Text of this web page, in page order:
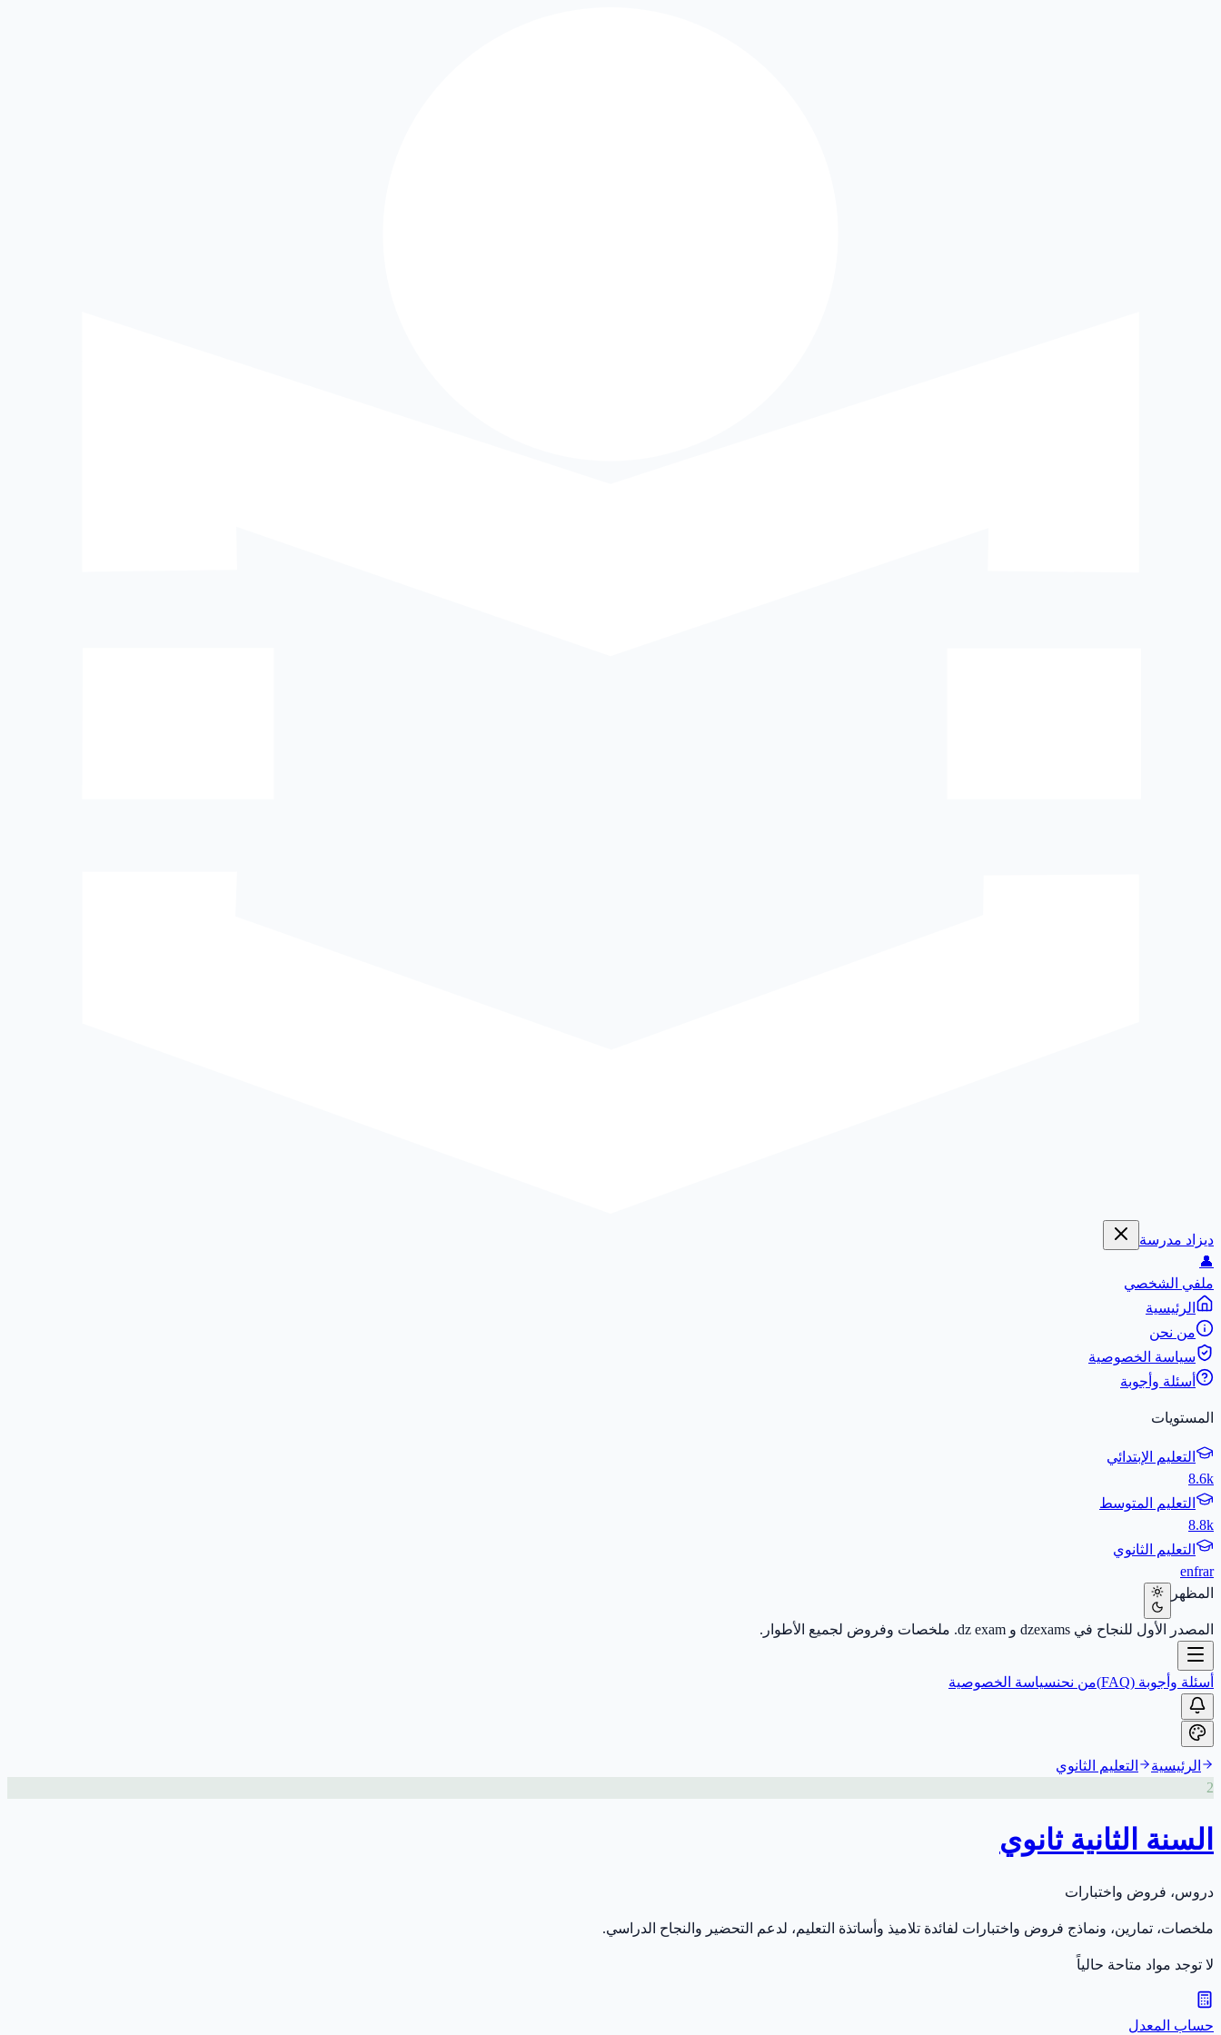
ديزاد مدرسة
👤
ملفي الشخصي
الرئيسية
من نحن
سياسة الخصوصية
أسئلة وأجوبة
المستويات
التعليم الإبتدائي
8.6k
التعليم المتوسط
8.8k
التعليم الثانوي
enfrar
المظهر
المصدر الأول للنجاح في dzexams و dz exam. ملخصات وفروض لجميع الأطوار.
أسئلة وأجوبة (FAQ) من نحنسياسة الخصوصية
الرئيسية
التعليم الثانوي
2
السنة الثانية ثانوي
دروس، فروض واختبارات
ملخصات، تمارين، ونماذج فروض واختبارات لفائدة تلاميذ وأساتذة التعليم، لدعم التحضير والنجاح الدراسي.
لا توجد مواد متاحة حالياً
حساب المعدل